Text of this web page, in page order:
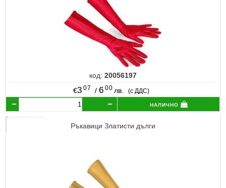
код: 20056197
€3 07 / 6 00 лв. (с ДДС)
налично
Ръкавици Златисти дълги